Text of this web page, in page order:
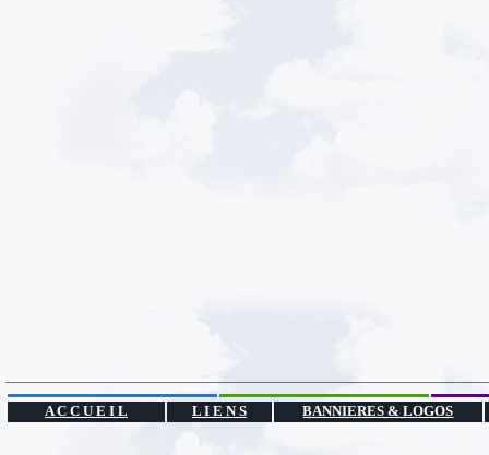
A C C U E I L L I E N S BANNIERES & LOGOS